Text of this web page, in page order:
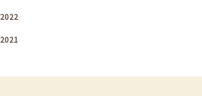
2022
2021